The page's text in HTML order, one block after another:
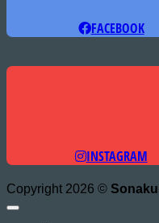
FACEBOOK
INSTAGRAM
Copyright 2026 © Sonakull